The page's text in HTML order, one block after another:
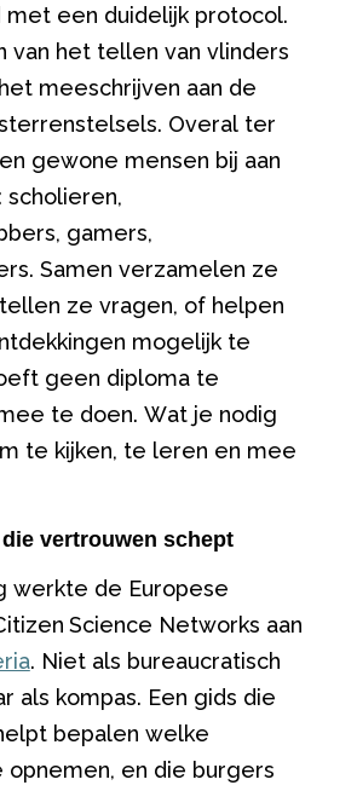
met een duidelijk protocol.
van het tellen van vlinders
meeschrijven aan de
Overal ter
gewone mensen bij aan
scholieren,
gamers,
Samen verzamelen ze
ze vragen, of helpen
mogelijk te
geen diploma te
te doen. Wat je nodig
te kijken, te leren en mee
vertrouwen schept
werkte de Europese
Science Networks aan
. Niet als bureaucratisch
als kompas. Een gids die
bepalen welke
opnemen, en die burgers